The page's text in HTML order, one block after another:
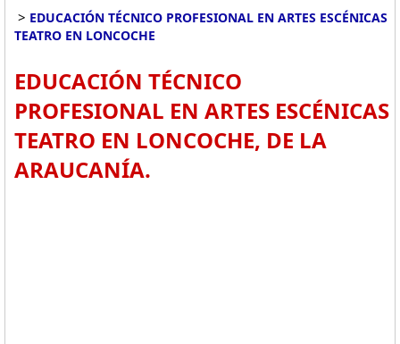
> EDUCACIÓN TÉCNICO PROFESIONAL EN ARTES ESCÉNICAS
TEATRO EN LONCOCHE
EDUCACIÓN TÉCNICO
PROFESIONAL EN ARTES ESCÉNICAS
TEATRO EN LONCOCHE, DE LA
ARAUCANÍA.